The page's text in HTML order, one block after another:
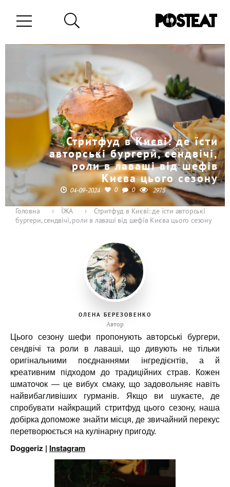
Стритфуд в Києві: де їсти
авторські бургери, сендвічі,
роли в лаваші від шефів
Києва цього сезону
04-09-2024 0 0 2975
Головна › ЇЖА ›
Стритфуд в Києві: де їсти авторські
бургери, сендвічі, роли в лаваші від шефів Києва цього сезону
ОЛЕНА БЕРЕЗОВЕНКО
Автор
Цього сезону шефи пропонують авторські бургери,
сендвічі та роли в лаваші, що дивують не тільки
оригінальними поєднаннями інгредієнтів, а й
креативним підходом до традиційних страв. Кожен
шматочок — це вибух смаку, що задовольняє навіть
найвибагливіших гурманів. Якщо ви шукаєте, де
спробувати найкращий стритфуд цього сезону, наша
добірка допоможе знайти місця, де звичайний перекус
перетворюється на кулінарну пригоду.
Doggeriz | Instagram